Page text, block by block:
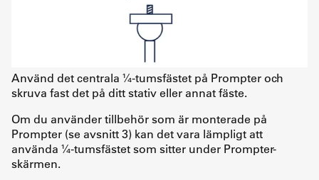
Använd det centrala ¼-tumsfästet på Prompter och
skruva fast det på ditt stativ eller annat fäste.
Om du använder tillbehör som är monterade på
Prompter (se avsnitt 3) kan det vara lämpligt att
använda ¼-tumsfästet som sitter under Prompter-
skärmen.